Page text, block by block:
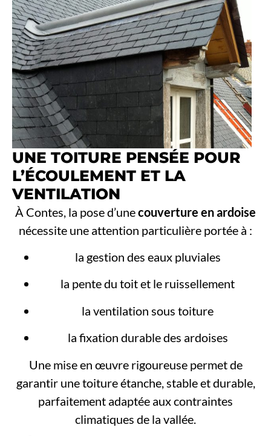
UNE TOITURE PENSÉE POUR
L’ÉCOULEMENT ET LA
VENTILATION
À Contes, la pose d’unecouverture en ardoise
nécessite une attention particulière portée à :
la gestion des eaux pluviales
la pente du toit et le ruissellement
la ventilation sous toiture
la fixation durable des ardoises
Une mise en œuvre rigoureuse permet de
garantir une toiture étanche, stable et durable,
parfaitement adaptée aux contraintes
climatiques de la vallée.